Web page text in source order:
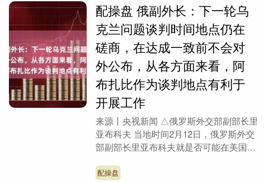
配操盘 俄副外长：下一轮乌
克兰问题谈判时间地点仍在
磋商，在达成一致前不会对
外公布，从各方面来看，阿
布扎比作为谈判地点有利于
开展工作
来源丨央视新闻 △俄罗斯外交部副部长里
亚布科夫 当地时间2月12日，俄罗斯外交
部副部长里亚布科夫就是否可能在美国进
谈判的具体....
配操盘